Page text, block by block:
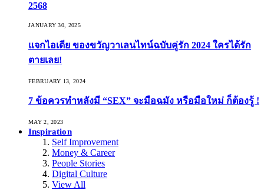
2568
JANUARY 30, 2025
แจกไอเดีย ของขวัญวาเลนไทน์ฉบับคู่รัก 2024 ใครได้รัก
ตายเลย!
FEBRUARY 13, 2024
7 ข้อควรทำหลังมี “SEX” จะมือฉมัง หรือมือใหม่ ก็ต้องรู้ !
MAY 2, 2023
Inspiration
Self Improvement
Money & Career
People Stories
Digital Culture
View All